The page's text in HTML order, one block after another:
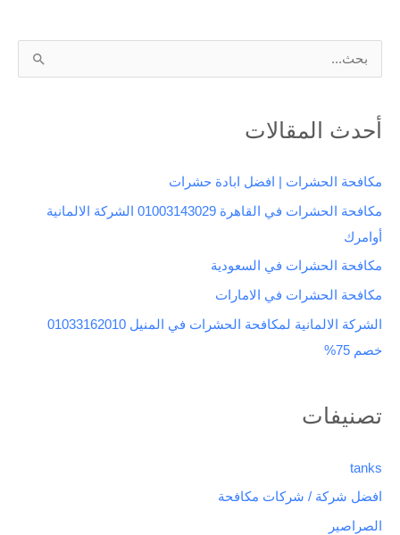
ب
ح
ن
:
أحدث المقالات
مكافحة الحشرات | افضل ابادة حشرات
مكافحة الحشرات في القاهرة 01003143029 الشركة الالمانية
أوامرك
مكافحة الحشرات في السعودية
مكافحة الحشرات في الامارات
الشركة الالمانية لمكافحة الحشرات في المنيل 01033162010
خصم 75%
تصنيفات
tanks
افضل شركة / شركات مكافحة
الصراصير